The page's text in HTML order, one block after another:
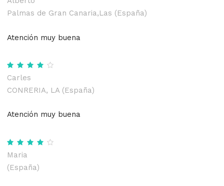
Palmas de Gran Canaria,Las (España)
Atención muy buena
Carles
CONRERIA, LA (España)
Atención muy buena
Maria
(España)